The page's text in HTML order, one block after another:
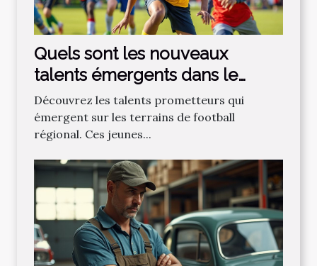
Quels sont les nouveaux
talents émergents dans le
football régional ?
Découvrez les talents prometteurs qui
émergent sur les terrains de football
régional. Ces jeunes...